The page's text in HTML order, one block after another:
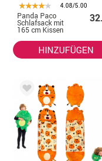
4.08/5.00
Panda Paco
Schlafsack mit
165 cm Kissen
HINZUFÜGEN